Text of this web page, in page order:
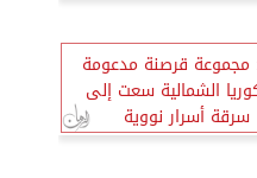
مجموعة قرصنة مدعومة
الشمالية سعت إلى
سرقة أسرار نووية